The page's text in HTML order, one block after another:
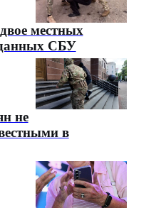
местных
данных СБУ
не
в